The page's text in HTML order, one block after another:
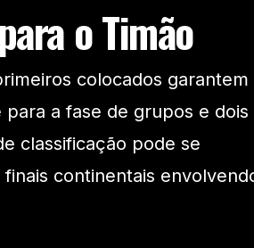
o Timão
colocados garantem
a fase de grupos e dois
classificação pode se
continentais